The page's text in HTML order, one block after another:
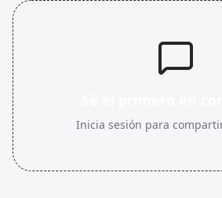
Inicia sesión para